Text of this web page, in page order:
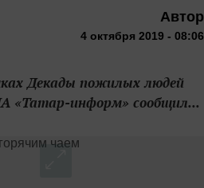
Автор
4 октября 2019 - 08:06
Декады пожилых людей
«Татар-информ» сообщил...